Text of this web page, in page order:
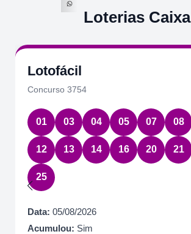
Loterias Caixa
Quina
Concurso 7084
17 22 36 54 63
Data:
05/08/2026
Acumulou:
Próximo concurso:
R$ 10.500.000